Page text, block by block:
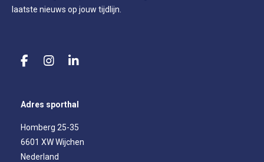
laatste nieuws op jouw tijdlijn.
F
e
b
o
k
I
a
r
a
m
L
k
e
I
n
Adres sporthal
Homberg 25-35
6601 XW Wijchen
Nederland